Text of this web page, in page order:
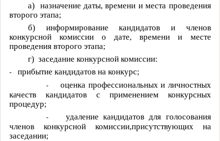
а)
назначение даты, времени и места проведения
второго этапа;
б)
информирование кандидатов и членов
конкурсной комиссии о дате, времени и месте
проведения второго этапа;
г) заседание конкурсной комиссии:
- прибытие кандидатов на конкурс;
-
оценка профессиональных и личностных
качеств кандидатов с применением конкурсных
процедур;
-
удаление кандидатов для голосования
членов конкурсной комиссии,присутствующих на
заседании;